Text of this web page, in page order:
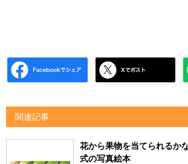
関連記事
花から果物を当てられる
式の写真絵本